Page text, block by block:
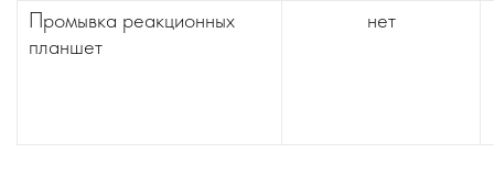
Промывка реакционных
планшет
нет